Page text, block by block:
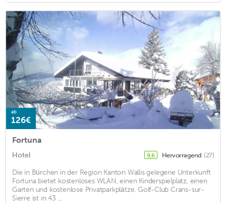
ab
126€
Fortuna
Hotel 9,6 Hervorragend (27)
Die in Bürchen in der Region Kanton Wallis gelegene Unterkunft
Fortuna bietet kostenloses WLAN, einen Kinderspielplatz, einen
Garten und kostenlose Privatparkplätze. Golf-Club Crans-sur-
Sierre ist in 43 ...